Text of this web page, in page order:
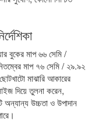
বুকের মাপ ৬৬ সেমি /
মাপ ৭৬ সেমি / ২৯.৯২
মাঝারি আকারের
দিয়ে তুলনা করেন,
উচ্চতা ও উপাদান